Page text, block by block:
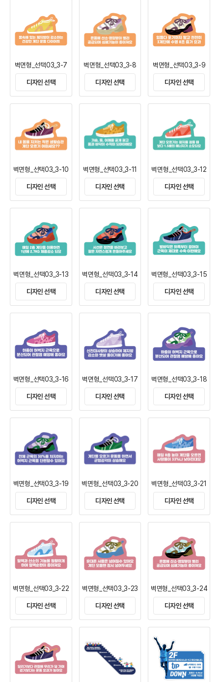
벽면형_선택03_3-7
디자인 선택
벽면형_선택03_3-8
디자인 선택
벽면형_선택03_3-9
디자인 선택
벽면형_선택03_3-10
디자인 선택
벽면형_선택03_3-11
디자인 선택
벽면형_선택03_3-12
디자인 선택
벽면형_선택03_3-13
디자인 선택
벽면형_선택03_3-14
디자인 선택
벽면형_선택03_3-15
디자인 선택
벽면형_선택03_3-16
디자인 선택
벽면형_선택03_3-17
디자인 선택
벽면형_선택03_3-18
디자인 선택
벽면형_선택03_3-19
디자인 선택
벽면형_선택03_3-20
디자인 선택
벽면형_선택03_3-21
디자인 선택
벽면형_선택03_3-22
디자인 선택
벽면형_선택03_3-23
디자인 선택
벽면형_선택03_3-24
디자인 선택